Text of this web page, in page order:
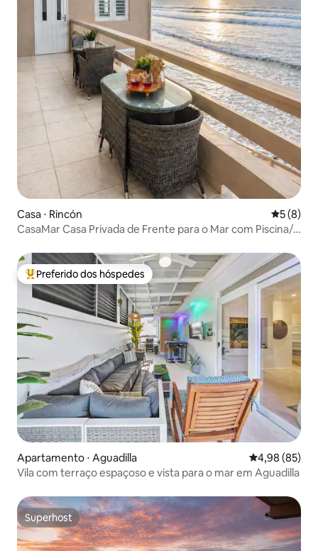
Casa ⋅ Rincón 5 de
5 (8)
CasaMar Casa Privada de Frente para o Mar com Piscina/ •
Entre os melhores preferidos dos hóspedes
Preferido dos hóspedes
Apartamento ⋅ Aguadilla 4,98 de uma
4,98 (85)
Vila com terraço espaçoso e vista para o mar em Aguadilla
Superhost
Superhost